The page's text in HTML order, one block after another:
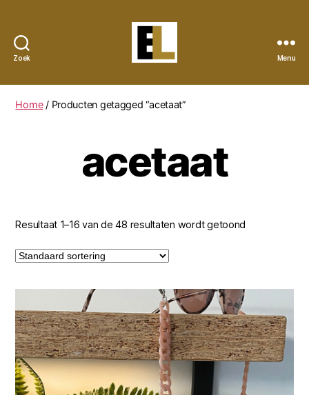
Zoek
Lynx
Menu
Home/ Producten getagged “acetaat”
acetaat
Resultaat 1–16 van de 48 resultaten wordt getoond